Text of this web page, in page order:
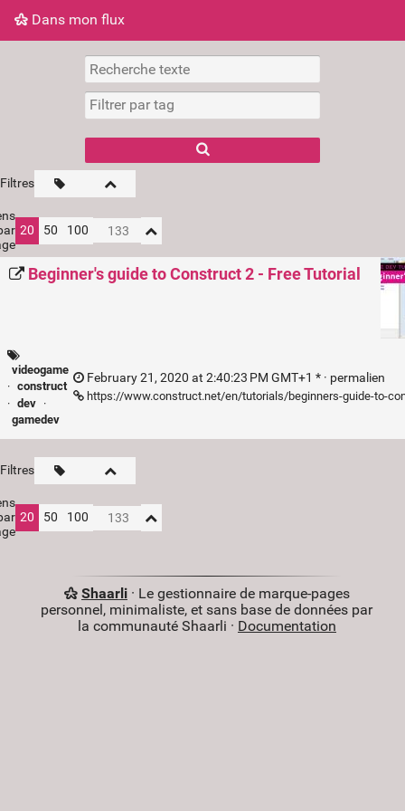
Dans mon flux
Dans mon flux Nuage de tags Mur d'images
Filtres
20 50 100
Beginner's guide to Construct 2 - Free Tutorial
videogame
· construct
· dev ·
gamedev
February 21, 2020 at 2:40:23 PM GMT+1 * · permalien
https://www.construct.net/en/tutorials/beginners-guide-to-
Filtres
20 50 100
Shaarli· Le gestionnaire de marque-pages
personnel, minimaliste, et sans base de données par
la communauté Shaarli · Documentation